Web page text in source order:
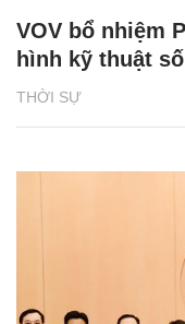
THỜI SỰ
VOV bổ nhiệm
hình kỹ thuật